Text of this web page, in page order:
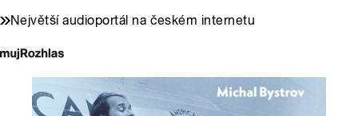
Největší audioportál na českém internetu